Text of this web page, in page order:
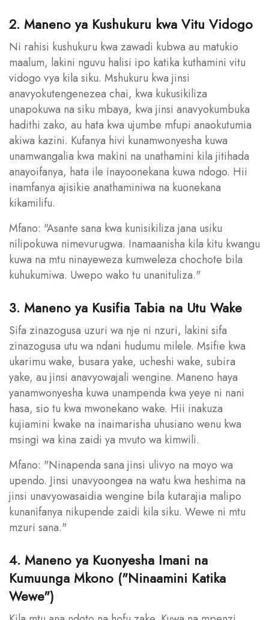
2. Maneno ya Kushukuru kwa Vitu Vidogo
Ni rahisi kushukuru kwa zawadi kubwa au matukio
maalum, lakini nguvu halisi ipo katika kuthamini vitu
vidogo vya kila siku. Mshukuru kwa jinsi
anavyokutengenezea chai, kwa kukusikiliza
unapokuwa na siku mbaya, kwa jinsi anavyokumbuka
hadithi zako, au hata kwa ujumbe mfupi anaokutumia
akiwa kazini. Kufanya hivi kunamwonyesha kuwa
unamwangalia kwa makini na unathamini kila jitihada
anayoifanya, hata ile inayoonekana kuwa ndogo. Hii
inamfanya ajisikie anathaminiwa na kuonekana
kikamilifu.
Mfano: "Asante sana kwa kunisikiliza jana usiku
nilipokuwa nimevurugwa. Inamaanisha kila kitu kwangu
kuwa na mtu ninayeweza kumweleza chochote bila
kuhukumiwa. Uwepo wako tu unanituliza."
3. Maneno ya Kusifia Tabia na Utu Wake
Sifa zinazogusa uzuri wa nje ni nzuri, lakini sifa
zinazogusa utu wa ndani hudumu milele. Msifie kwa
ukarimu wake, busara yake, ucheshi wake, subira
yake, au jinsi anavyowajali wengine. Maneno haya
yanamwonyesha kuwa unampenda kwa yeye ni nani
hasa, sio tu kwa mwonekano wake. Hii inakuza
kujiamini kwake na inaimarisha uhusiano wenu kwa
msingi wa kina zaidi ya mvuto wa kimwili.
Mfano: "Ninapenda sana jinsi ulivyo na moyo wa
upendo. Jinsi unavyoongea na watu kwa heshima na
jinsi unavyowasaidia wengine bila kutarajia malipo
kunanifanya nikupende zaidi kila siku. Wewe ni mtu
mzuri sana."
4. Maneno ya Kuonyesha Imani na
Kumuunga Mkono ("Ninaamini Katika
Wewe")